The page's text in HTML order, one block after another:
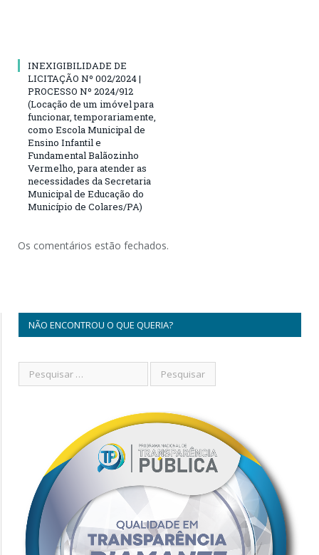
INEXIGIBILIDADE DE
LICITAÇÃO Nº 002/2024 |
PROCESSO Nº 2024/912
(Locação de um imóvel para
funcionar, temporariamente,
como Escola Municipal de
Ensino Infantil e
Fundamental Balãozinho
Vermelho, para atender as
necessidades da Secretaria
Municipal de Educação do
Município de Colares/PA)
Os comentários estão fechados.
NÃO ENCONTROU O QUE QUERIA?